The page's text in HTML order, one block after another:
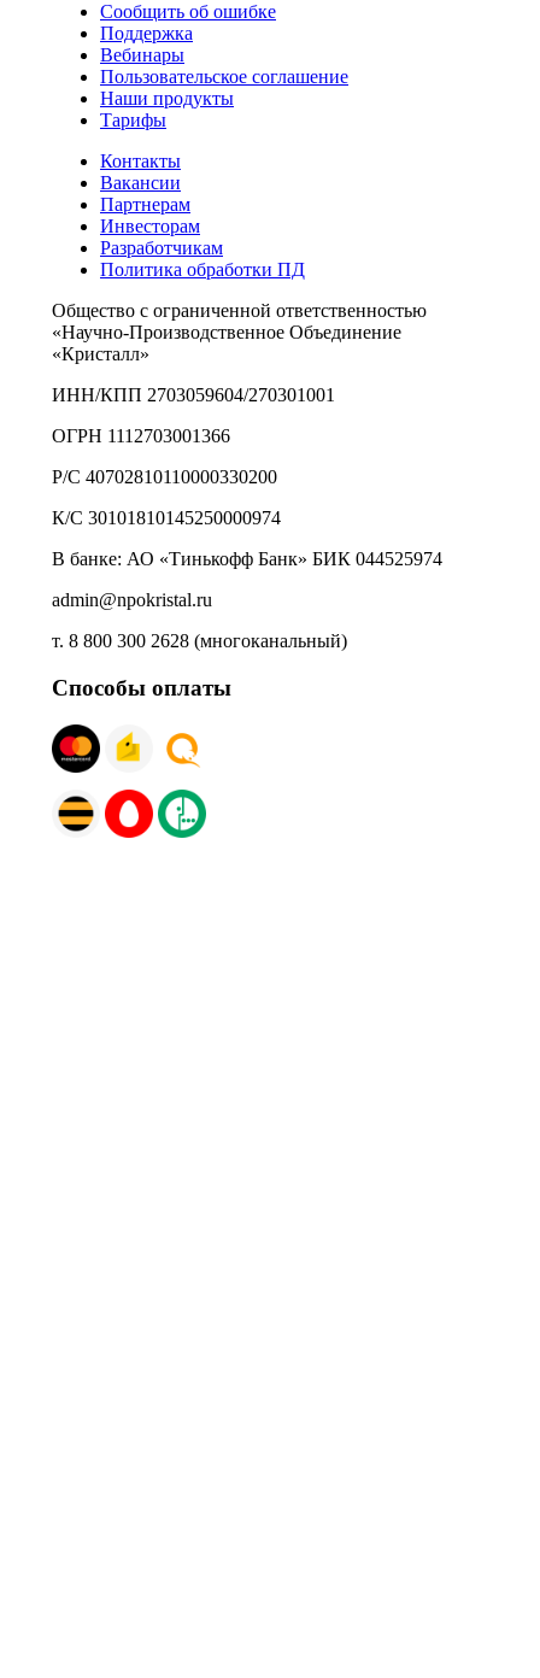
Сообщить об ошибке
Поддержка
Вебинары
Пользовательское соглашение
Наши продукты
Тарифы
Контакты
Вакансии
Партнерам
Инвесторам
Разработчикам
Политика обработки ПД
Общество с ограниченной ответственностью
«Научно-Производственное Объединение
«Кристалл»
ИНН/КПП 2703059604/270301001
ОГРН 1112703001366
Р/С 40702810110000330200
К/С 30101810145250000974
В банке: АО «Тинькофф Банк» БИК 044525974
admin@npokristal.ru
т. 8 800 300 2628 (многоканальный)
Способы оплаты